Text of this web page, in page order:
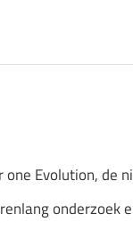
one Evolution,
onderzoek